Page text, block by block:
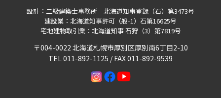
設計：二級建築士事務所 北海道知事登録（石）第3473号
建設業：北海道知事許可（般-1）石第16625号
宅地建物取引業：北海道知事 石狩（3）第7819号
〒004-0022 北海道札幌市厚別区厚別南6丁目2-10
TEL 011-892-1125 / FAX 011-892-9539